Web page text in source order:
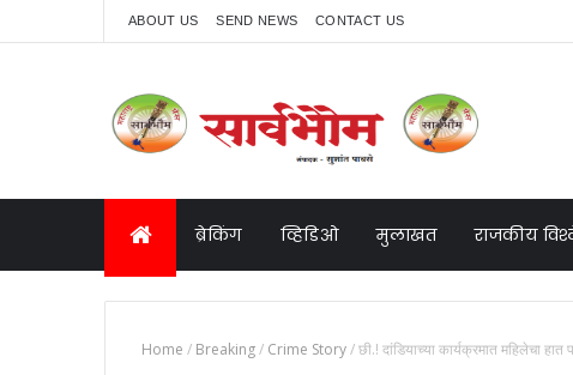
ABOUT US SEND NEWS CONTACT US
ब्रेकिंग व्हिडिओ मुलाखत राजकीय
Home / Breaking/ Crime Story/छी.! दांडियाच्या कार्यक्रमात महिलेचा